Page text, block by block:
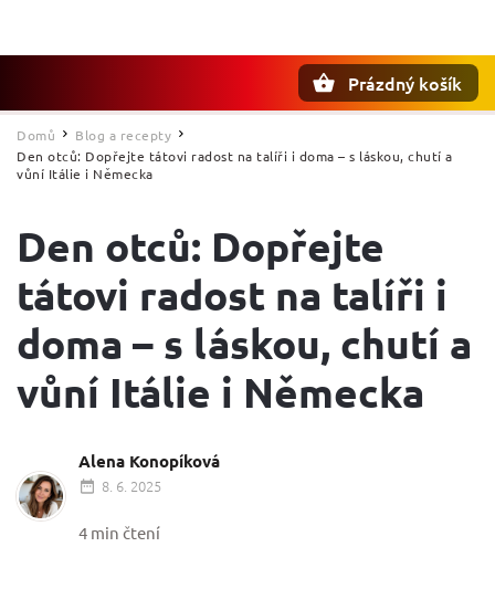
Prázdný košík
Domů / Blog a recepty /
Den otců: Dopřejte tátovi radost na talíři i doma – s láskou, chutí a
vůní Itálie i Německa
Den otců: Dopřejte
tátovi radost na talíři i
doma – s láskou, chutí a
vůní Itálie i Německa
Alena Konopíková
8. 6. 2025
4 min čtení